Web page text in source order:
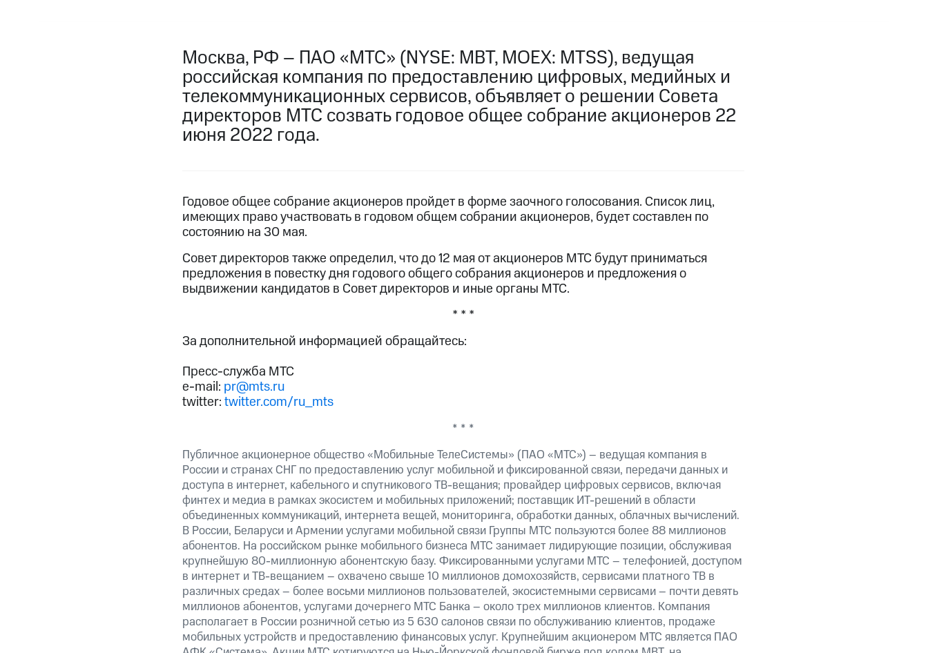
Москва, РФ – ПАО «МТС» (NYSE: MBT, MOEX: MTSS), ведущая
российская компания по предоставлению цифровых, медийных и
телекоммуникационных сервисов, объявляет о решении Совета
директоров МТС созвать годовое общее собрание акционеров 22
июня 2022 года.
Годовое общее собрание акционеров пройдет в форме заочного голосования. Список лиц,
имеющих право участвовать в годовом общем собрании акционеров, будет составлен по
состоянию на 30 мая.
Совет директоров также определил, что до 12 мая от акционеров МТС будут приниматься
предложения в повестку дня годового общего собрания акционеров и предложения о
выдвижении кандидатов в Совет директоров и иные органы МТС.
* * *
За дополнительной информацией обращайтесь:
Пресс-служба МТС
e-mail: pr@mts.ru
twitter:twitter.com/ru_mts
* * *
Публичное акционерное общество «Мобильные ТелеСистемы» (ПАО «МТС») – ведущая компания в
России и странах СНГ по предоставлению услуг мобильной и фиксированной связи, передачи данных и
доступа в интернет, кабельного и спутникового ТВ-вещания; провайдер цифровых сервисов, включая
финтех и медиа в рамках экосистем и мобильных приложений; поставщик ИТ-решений в области
объединенных коммуникаций, интернета вещей, мониторинга, обработки данных, облачных вычислений.
В России, Беларуси и Армении услугами мобильной связи Группы МТС пользуются более 88 миллионов
абонентов. На российском рынке мобильного бизнеса МТС занимает лидирующие позиции, обслуживая
крупнейшую 80-миллионную абонентскую базу. Фиксированными услугами МТС – телефонией, доступом
в интернет и ТВ-вещанием – охвачено свыше 10 миллионов домохозяйств, сервисами платного ТВ в
различных средах – более восьми миллионов пользователей, экосистемными сервисами – почти девять
миллионов абонентов, услугами дочернего МТС Банка – около трех миллионов клиентов. Компания
располагает в России розничной сетью из 5 630 салонов связи по обслуживанию клиентов, продаже
мобильных устройств и предоставлению финансовых услуг. Крупнейшим акционером МТС является ПАО